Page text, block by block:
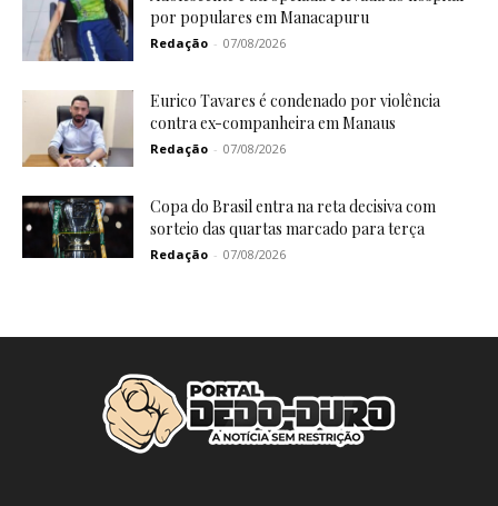
por populares em Manacapuru
Redação - 07/08/2026
Eurico Tavares é condenado por violência
contra ex-companheira em Manaus
Redação - 07/08/2026
Copa do Brasil entra na reta decisiva com
sorteio das quartas marcado para terça
Redação - 07/08/2026